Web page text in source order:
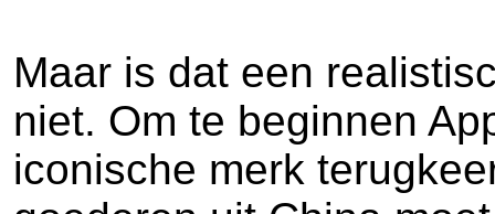
Maar is dat een
niet. Om te beginnen
iconische merk